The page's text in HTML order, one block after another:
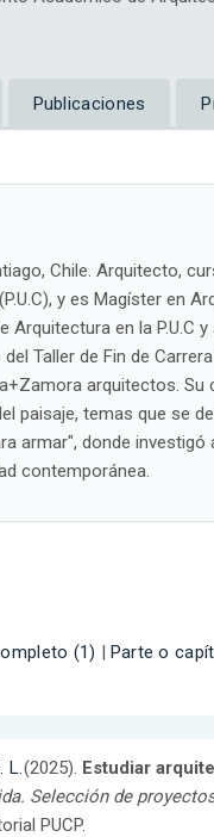
Publicaciones
Chile. Arquitecto,
y es Magíster en
en la P.U.C
Taller de Fin de
arquitectos.
paisaje, temas que se
armar", donde
contemporánea.
(1) Parte o
L.(2025). Estudiar
Selección de
PUCP.